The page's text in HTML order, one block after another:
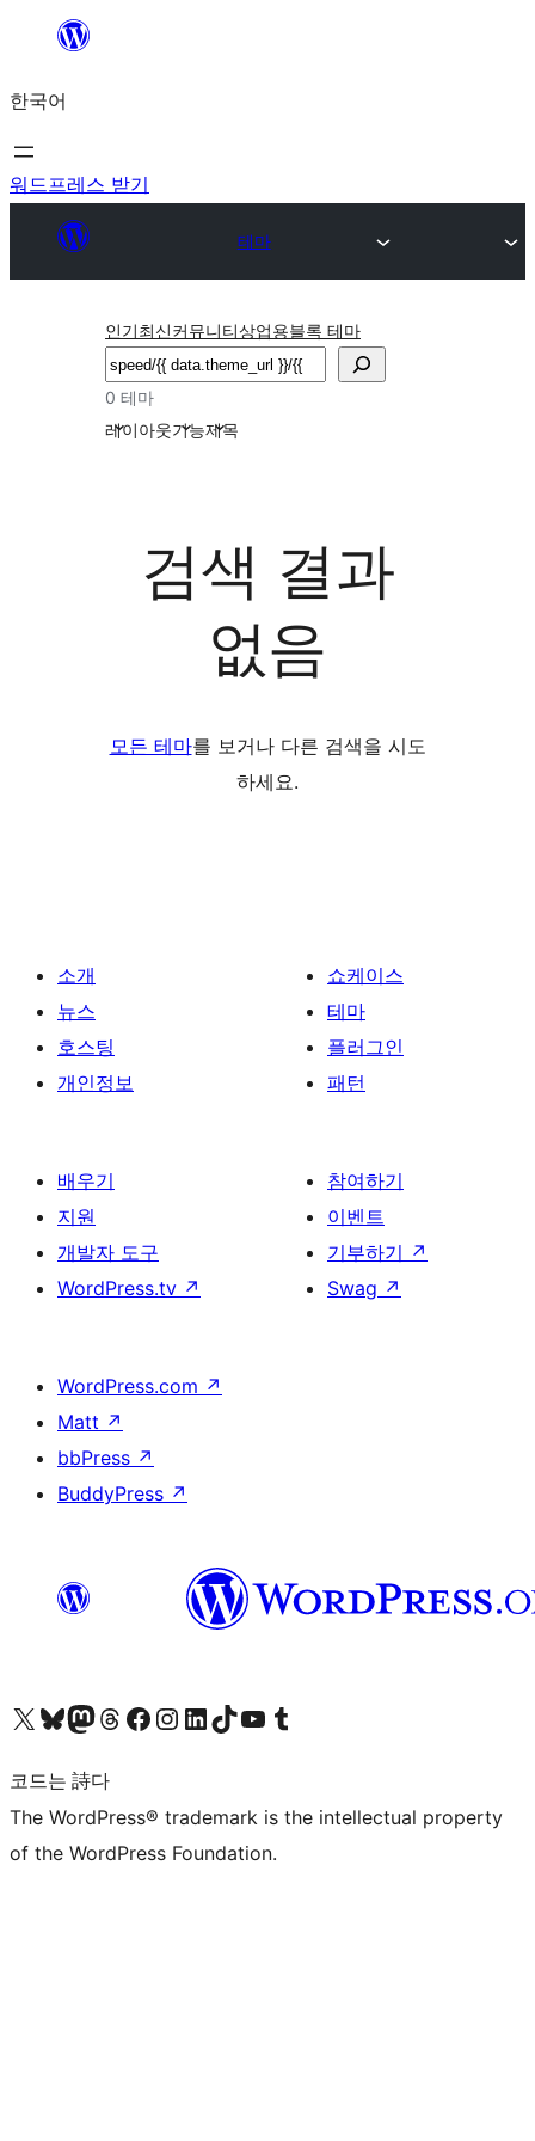
츠
로
바
기
한국어
워드프레스 받기
테마
인기최신커뮤니티상업용블록 테마
검
색
0 테마
레이아웃기능제목
검색 결과
없음
모든 테마를 보거나 다른 검색을 시도
하세요.
소개
뉴스
호스팅
개인정보
쇼케이스
테마
플러그인
패턴
배우기
지원
개발자 도구
WordPress.tv ↗
참여하기
이벤트
기부하기 ↗
Swag ↗
WordPress.com ↗
Matt ↗
bbPress ↗
BuddyPress ↗
X(이전 트위터) 계정 방문하기블루스카이 계정 방문하기마스토돈 계정 방문하기스레드 계정 방문하기 페이스북 페이지 방문하기인스타그램 계정 방문하기 LinkedIn 계정 방문하기틱톡 계정 방문하기유튜브 채널 방문하기 텀블러 계정 방문하기
코드는 詩다
The WordPress® trademark is the intellectual property
of the WordPress Foundation.